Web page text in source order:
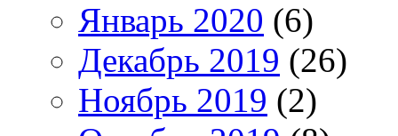
Январь 2020 (6)
Декабрь 2019 (26)
Ноябрь 2019 (2)